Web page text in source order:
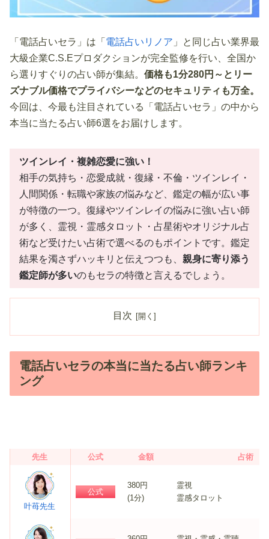
「電話占いセラ」は「 電話占いリノア 」と同じ占い業界最
大級企業C.S.Eプロダクションが完全監修を行い、全国か
ら選りすぐりの占い師が集結。 価格も1分280円～とリー
ズナブル価格でプライバシーなどのセキュリティも万全。
今回は、今最も注目されている「電話占いセラ」の中から
本当に当たる占い師6選をお届けします。
ツインレイ・複雑恋愛に強い！
相手の気持ち・恋愛成就・復縁・不倫・ツインレイ・
人間関係・転職や家族の悩みなど、鑑定の幅が広い事
が特徴の一つ。復縁やツインレイの悩みに強い占い師
が多く、霊視・霊感タロット・占星術やオリジナル占
術など受けたい占術で選べるのもポイントです。鑑定
結果を濁さずハッキリと伝えつつも、 親身に寄り添う
鑑定師が多いのもセラの特徴と言えるでしょう。
目次
電話占いセラの本当に当たる占い師ランキ
ング
先生 公式 金額 占術
叶苺先生
公式
380円
(1分)
霊視
霊感タロット